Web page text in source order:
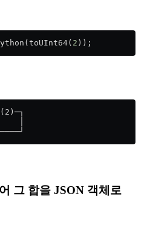
2 ));
│
그 합을 JSON 객체로